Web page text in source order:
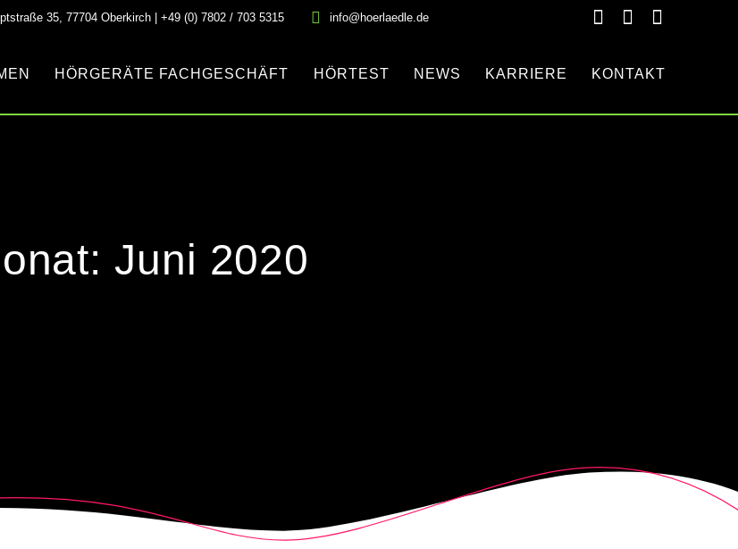
35, 77704 Oberkirch | +49 (0) 7802 / 703 5315 info@hoerlaedle.de
HÖRGERÄTE FACHGESCHÄFT HÖRTEST NEWS KARRIERE KONTAKT
Juni 2020